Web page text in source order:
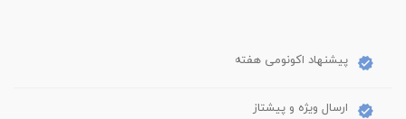
پیشنهاد اکونومی هفته
ارسال ویژه و پیشتاز